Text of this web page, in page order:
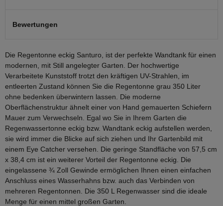
Bewertungen
Die Regentonne eckig Santuro, ist der perfekte Wandtank für einen
modernen, mit Still angelegter Garten. Der hochwertige
Verarbeitete Kunststoff trotzt den kräftigen UV-Strahlen, im
entleerten Zustand können Sie die Regentonne grau 350 Liter
ohne bedenken überwintern lassen. Die moderne
Oberflächenstruktur ähnelt einer von Hand gemauerten Schiefern
Mauer zum Verwechseln. Egal wo Sie in Ihrem Garten die
Regenwassertonne eckig bzw. Wandtank eckig aufstellen werden,
sie wird immer die Blicke auf sich ziehen und Ihr Gartenbild mit
einem Eye Catcher versehen. Die geringe Standfläche von 57,5 cm
x 38,4 cm ist ein weiterer Vorteil der Regentonne eckig. Die
eingelassene ¾ Zoll Gewinde ermöglichen Ihnen einen einfachen
Anschluss eines Wasserhahns bzw. auch das Verbinden von
mehreren Regentonnen. Die 350 L Regenwasser sind die ideale
Menge für einen mittel großen Garten.